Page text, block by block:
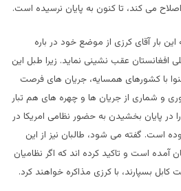
می کند، تا کنون به پایان نرسیده است.
بار آقای کرزی از موضع خود در باره
افغانستان عقب نشینی نماید. زیرا طبل این
با کشورهای همسایه، جریان های فرصت
و شماری از جریان ها و چهره های هم تبار
در پایان بخشیدن به حضور نظامی امریکا در
است. گفته می شود، طالبان نیز از این
است و تاکید کرده اند که اگر نظامیان
بسپارند، با کرزی مذاکره خواهند کرد.